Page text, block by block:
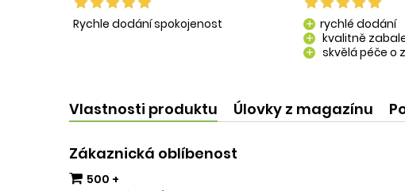
Rychle dodání spokojenost add rychlé dodání
add kvalitně
add skvělá péče o
Vlastnosti produktu Úlovky z magazínu
Zákaznická oblíbenost
500 +